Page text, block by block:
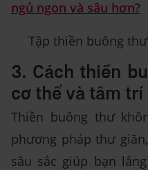
ngủ ngon và sâu hơn?
Tập thiền buông
3. Cách thiền
cơ thể và tâm trí
Thiền buông thư
phương pháp thư
sâu sắc giúp bạn